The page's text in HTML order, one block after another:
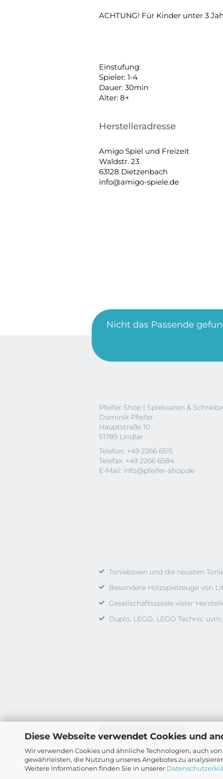
Diese Webseite verwendet Cookies und
Wir verwenden Cookies und ähnliche Technologien, auch
gewährleisten, die Nutzung unseres Angebotes zu
Weitere Informationen finden Sie in unserer
ACHTUNG! Für Kinder unter 3
Einstufung:
Spieler: 1-4
Dauer: 30min
Alter: 8+
Herstelleradresse
Amigo Spiel und Freizeit
Waldstr. 23
63128 Dietzenbach
info@amigo-spiele.de
Nicht das Passende
Pfeifer Shop | Spielwaren &
Dominik Pfeifer
Hauptstraße 10
51789 Lindlar
Telefon: +49 2266 6515
Telefax: +49 2266 6584
E-Mail: info@pfeifer-shop.de
Tonieboxen und die neusten
Besondere Holzspielzeuge von
Gesellschaftsspiele vieler
Duplo, LEGO, LEGO Technic uvm.
Vertrag widerrufen